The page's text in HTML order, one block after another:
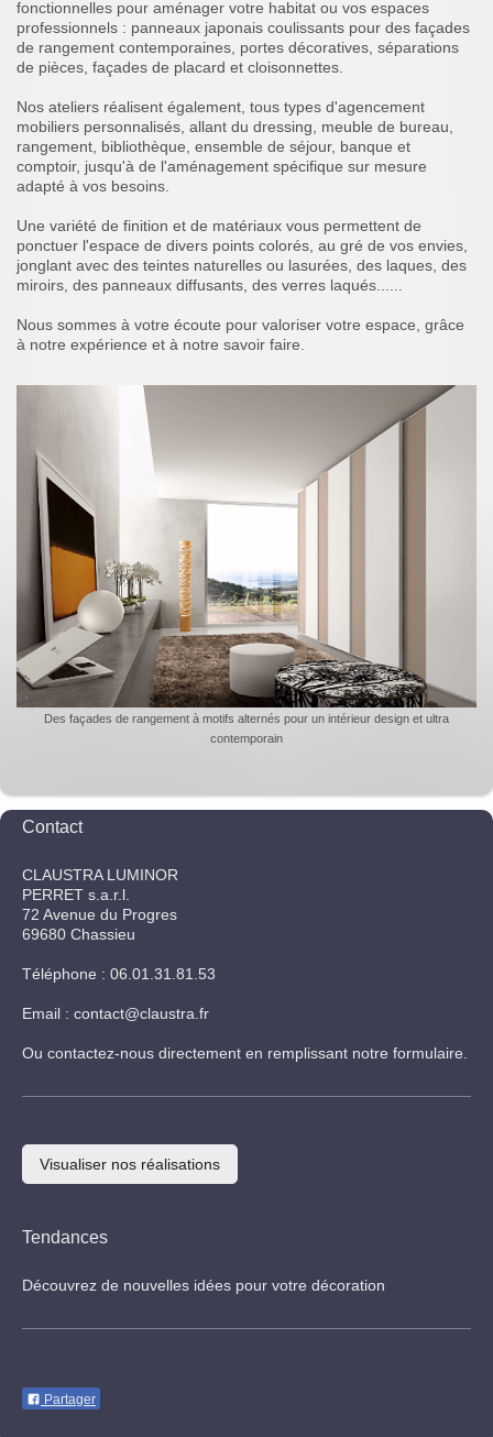
fonctionnelles pour aménager votre habitat ou vos espaces
professionnels : panneaux japonais coulissants pour des façades
de rangement contemporaines, portes décoratives, séparations
de pièces, façades de placard et cloisonnettes.
Nos ateliers réalisent également, tous types d'agencement
mobiliers personnalisés, allant du dressing, meuble de bureau,
rangement, bibliothèque, ensemble de séjour, banque et
comptoir, jusqu'à de l'aménagement spécifique sur mesure
adapté à vos besoins.
Une variété de finition et de matériaux vous permettent de
ponctuer l'espace de divers points colorés, au gré de vos envies,
jonglant avec des teintes naturelles ou lasurées, des laques, des
miroirs, des panneaux diffusants, des verres laqués......
Nous sommes à votre écoute pour valoriser votre espace, grâce
à notre expérience et à notre savoir faire.
Des façades de rangement à motifs alternés pour un intérieur design et ultra
contemporain
Contact
CLAUSTRA LUMINOR
PERRET s.a.r.l.
72 Avenue du Progres
69680 Chassieu
Téléphone : 06.01.31.81.53
Email : contact@claustra.fr
Ou contactez-nous directement en remplissant notre formulaire.
Visualiser nos réalisations
Tendances
Découvrez de nouvelles idées pour votre décoration
Partager